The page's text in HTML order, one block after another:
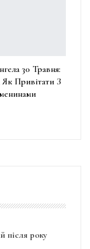
30 Травня:
Привітати З
після року